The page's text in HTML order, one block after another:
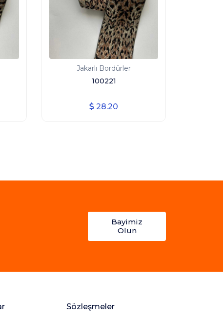
Jakarlı Bordürler
100221
28.20
Bayimiz
Olun
Sözleşmeler